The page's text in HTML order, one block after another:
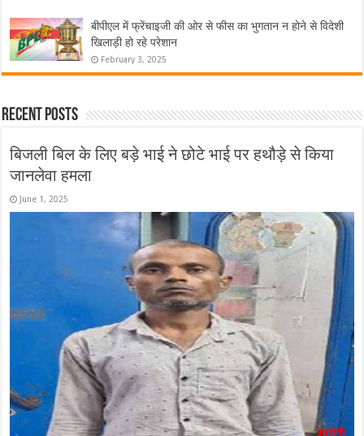
बीपीएल में फ्रेंचाइजी की ओर से फीस का भुगतान न होने से विदेशी
खिलाड़ी हो रहे परेशान
February 3, 2025
Recent Posts
बिजली बिल के लिए बड़े भाई ने छोटे भाई पर हथौड़े से किया
जानलेवा हमला
June 1, 2025